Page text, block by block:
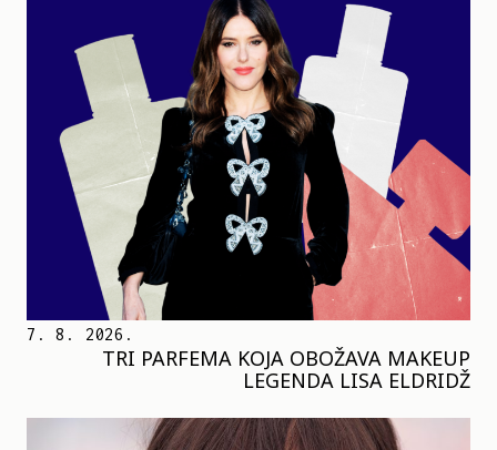
7. 8. 2026.
TRI PARFEMA KOJA OBOŽAVA MAKEUP
LEGENDA LISA ELDRIDŽ